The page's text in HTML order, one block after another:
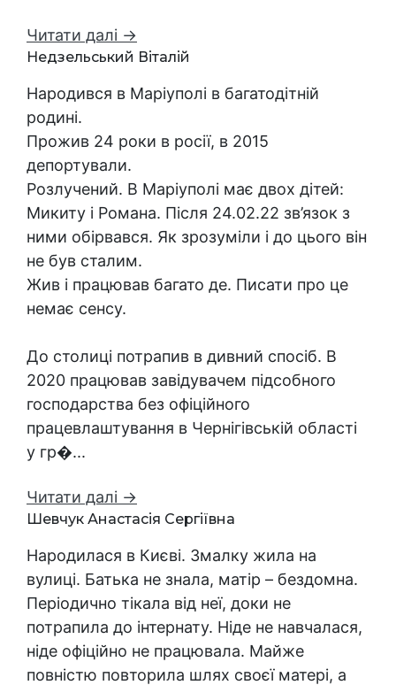
Читати далі →
Недзельський Віталій
Народився в Маріуполі в багатодітній
родині.
Прожив 24 роки в росії, в 2015
депортували.
Розлучений. В Маріуполі має двох дітей:
Микиту і Романа. Після 24.02.22 зв’язок з
ними обірвався. Як зрозуміли і до цього він
не був сталим.
Жив і працював багато де. Писати про це
немає сенсу.
До столиці потрапив в дивний спосіб. В
2020 працював завідувачем підсобного
господарства без офіційного
працевлаштування в Чернігівській області
у гр�...
Читати далі →
Шевчук Анастасія Сергіївна
Народилася в Києві. Змалку жила на
вулиці. Батька не знала, матір – бездомна.
Періодично тікала від неї, доки не
потрапила до інтернату. Ніде не навчалася,
ніде офіційно не працювала. Майже
повністю повторила шлях своєї матері, а